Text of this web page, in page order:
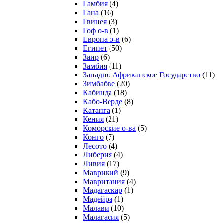
Гамбия (4)
Гана (16)
Гвинея (3)
Гоф о-в (1)
Европа о-в (6)
Египет (50)
Заир (6)
Замбия (11)
Западно Африканское Государство (11)
Зимбабве (20)
Кабинда (18)
Кабо-Верде (8)
Катанга (1)
Кения (21)
Коморcкие о-ва (5)
Конго (7)
Лесото (4)
Либерия (4)
Ливия (17)
Маврикий (9)
Мавритания (4)
Мадагаскар (1)
Мадейра (1)
Малави (10)
Малагасия (5)